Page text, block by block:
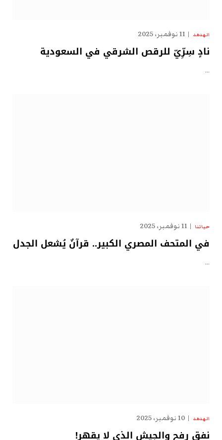
الهدهد 11 نوفمبر، 2025
نادٍ سِرِّيّ للرقص الشرقي في السعودية
…
حياتنا 11 نوفمبر، 2025
في المتحف المصري الكبير.. قرآنٌ يُشعل الجدل
…
الهدهد 10 نوفمبر، 2025
نفق رفح والجيش الذي لا يقهر!